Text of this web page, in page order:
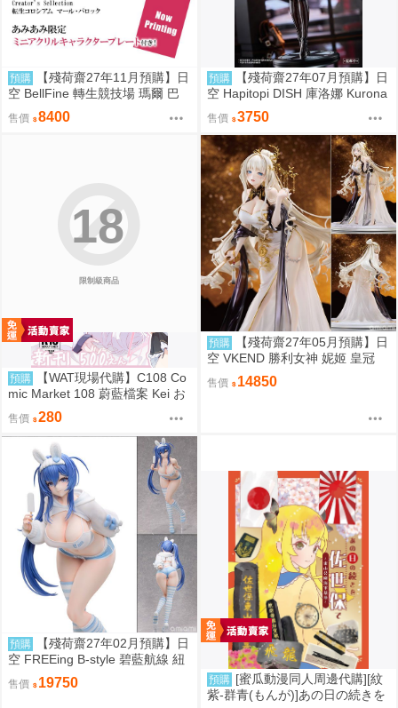
預購
【殘荷齋27年11月預購】日
空 BellFine 轉生競技場 瑪爾 巴
洛克 1/6
售價 8400
預購
【殘荷齋27年07月預購】日
空 Hapitopi DISH 庫洛娜 Kurona
盛情邀請 1/6 附特典
售價 3750
限制級商品
18
預購
【WAT現場代購】C108 Co
mic Market 108 蔚藍檔案 Kei お
ねがい!! ケイちゃんっ♡
售價 280
預購
【殘荷齋27年05月預購】日
空 VKEND 勝利女神 妮姬 皇冠
榮耀之花 1/4 附特典
售價 14850
預購
【殘荷齋27年02月預購】日
空 FREEing B-style 碧藍航線 紐
澤西 新澤西 宿舍計劃Ver 1/3
售價 19750 預購 [蜜瓜動漫同人周邊代購][紋
紫-群青(もんが)]あの日の続きを